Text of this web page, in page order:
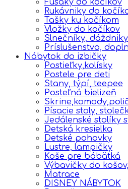
Rukávniky do
Tašky ku kočíkom
Vložky do kočíkov
Slnečníky, dáždniky
Príslušenstvo,
Nábytok do izbičky
Postieľky,kolísky
Postele pre deti
Stany, týpí, teepee
Posteľná bielizeň
Písacie stoly,
Jedálenské stolíky
Detská kresielka
Detské pohovky
Lustre, lampičky
Koše pre bábätká
Výbavičky do
Matrace
DISNEY NÁBYTOK